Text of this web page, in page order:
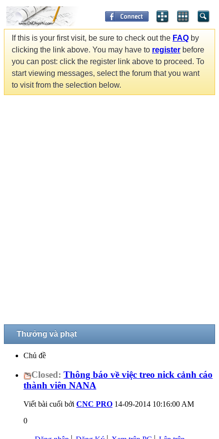
If this is your first visit, be sure to check out the FAQ by
clicking the link above. You may have to register before
you can post: click the register link above to proceed. To
start viewing messages, select the forum that you want
to visit from the selection below.
Thưởng và phạt
Chủ đề
Closed: Thông báo về việc treo nick cảnh cáo
thành viên NANA
Viết bài cuối bởi CNC PRO 14-09-2014 10:16:00 AM
0